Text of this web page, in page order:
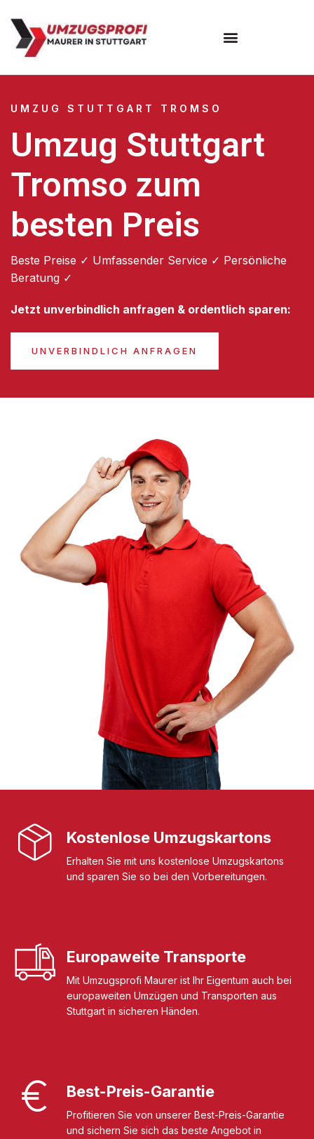
UMZUG STUTTGART TROMSO
Umzug Stuttgart
Tromso zum
besten Preis
Beste Preise ✓ Umfassender Service ✓ Persönliche
Beratung ✓
Jetzt unverbindlich anfragen & ordentlich sparen:
UNVERBINDLICH ANFRAGEN
Kostenlose Umzugskartons
Erhalten Sie mit uns kostenlose Umzugskartons
und sparen Sie so bei den Vorbereitungen.
Europaweite Transporte
Mit Umzugsprofi Maurer ist Ihr Eigentum auch bei
europaweiten Umzügen und Transporten aus
Stuttgart in sicheren Händen.
Best-Preis-Garantie
Profitieren Sie von unserer Best-Preis-Garantie
und sichern Sie sich das beste Angebot in